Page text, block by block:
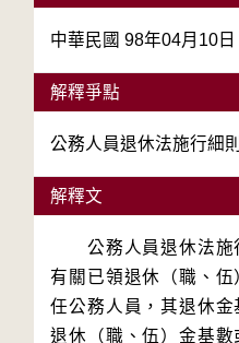
中華民國 98年04月10日
解釋爭點
公務人員退休法施行細
解釋文
公務人員退休法施
有關已領退休（職、
任公務人員，其退休
退休（職、伍）金基